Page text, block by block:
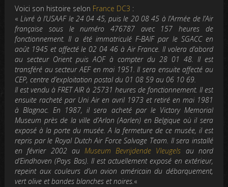
Voici son histoire selon France DC3 :
«Livré à l’USAAF le 24 04 45, puis le 20 08 45 à l’Armée de l’Air
française sous le numéro 476787 avec 157 heures de
fonctionnement. Il a été immatriculé F-BAIF par le SGACC en
août 1945 et affecté le 02 04 46 à Air France. Il volera d’abord
au secteur Orient puis AOF à compter du 28 01 48. Il est
transféré au secteur AEF en mai 1951. Il sera ensuite affecté au
CEP, centre d’exploitation postal du 01 08 59 au 06 10 69.
Il est vendu à FRET AIR à 25731 heures de fonctionnement. Il est
ensuite racheté par Uni Air en avril 1973 et retiré en mai 1981
à Blagnac. En 1987, il sera acheté par le Victory Memorial
Museum près de la ville d’Arlon (Aarlen) en Belgique où il sera
exposé à la porte du musée. A la fermeture de ce musée, il est
repris par le Royal Dutch Air Force Salvage Team. Il sera installé
en février 2002 au Museum Bevrijdende Vleugels au nord
d’Eindhoven (Pays Bas). Il est actuellement exposé en extérieur,
repeint aux couleurs d’un avion américain du débarquement,
vert olive et bandes blanches et noires.«